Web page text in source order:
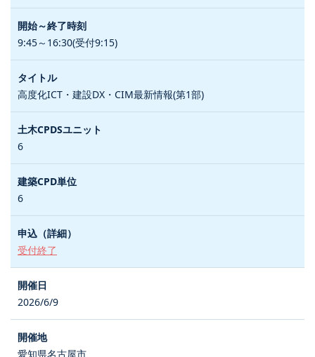
9:45～16:30(受付9:15)
高度化ICT・建設DX・CIM最新情報(第1部)
6
6
受付終了
2026/6/9
愛知県名古屋市